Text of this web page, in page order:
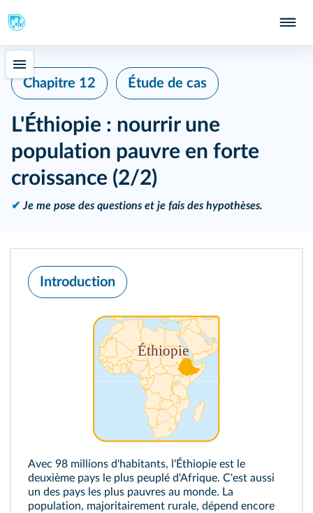
Chapitre 12 Étude de cas
L'Éthiopie : nourrir une
population pauvre en forte
croissance (2/2)
✔ Je me pose des questions et je fais des hypothèses.
Introduction
Avec 98 millions d'habitants, l'Éthiopie est le
deuxième pays le plus peuplé d'Afrique. C'est aussi
un des pays les plus pauvres au monde. La
population, majoritairement rurale, dépend encore